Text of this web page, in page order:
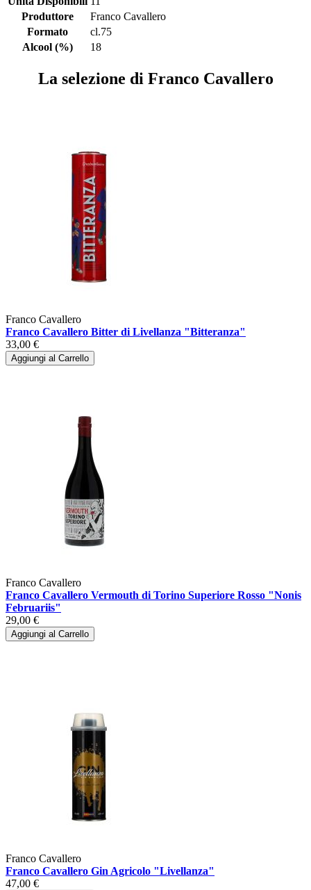
Produttore
Franco Cavallero
Formato
cl.75
Alcool (%)
18
La selezione di Franco Cavallero
Franco Cavallero
Franco Cavallero Bitter di Livellanza "Bitteranza"
33,00 €
Aggiungi al Carrello
Franco Cavallero
Franco Cavallero Vermouth di Torino Superiore Rosso "Nonis
Februariis"
29,00 €
Aggiungi al Carrello
Franco Cavallero
Franco Cavallero Gin Agricolo "Livellanza"
47,00 €